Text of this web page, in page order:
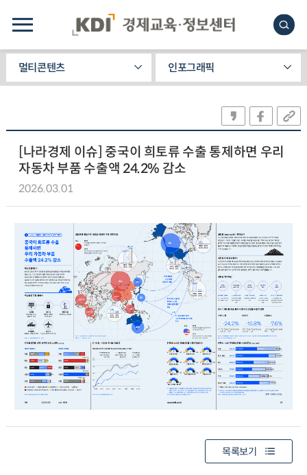
멀티콘텐츠 인포그래픽
[나라경제 이슈] 중국이 희토류 수출 통제하면 우리
자동차 부품 수출액 24.2% 감소
2026.03.01
목록보기